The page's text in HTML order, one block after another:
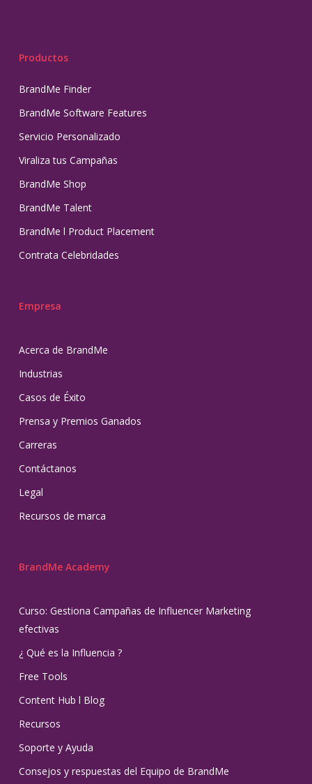
Productos
BrandMe Finder
BrandMe Software Features
Servicio Personalizado
Viraliza tus Campañas
BrandMe Shop
BrandMe Talent
BrandMe l Product Placement
Contrata Celebridades
Empresa
Acerca de BrandMe
Industrias
Casos de Éxito
Prensa y Premios Ganados
Carreras
Contáctanos
Legal
Recursos de marca
BrandMe Academy
Curso: Gestiona Campañas de Influencer Marketing
efectivas
¿ Qué es la Influencia ?
Free Tools
Content Hub l Blog
Recursos
Soporte y Ayuda
Consejos y respuestas del Equipo de BrandMe